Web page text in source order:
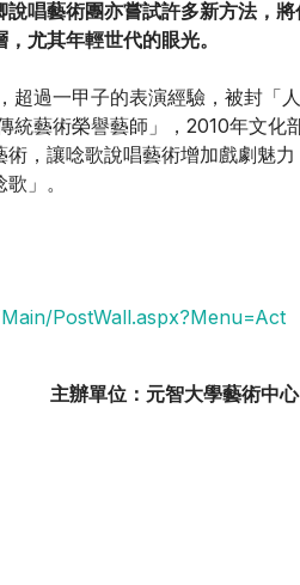
唱藝術團亦嘗試許多新方法，
尤其年輕世代的眼光。
過一甲子的表演經驗，被封
藝術榮譽藝師」，2010年文
，讓唸歌說唱藝術增加戲劇魅
」。
PostWall.aspx?Menu=Act
主辦單位：元智大學藝術中心